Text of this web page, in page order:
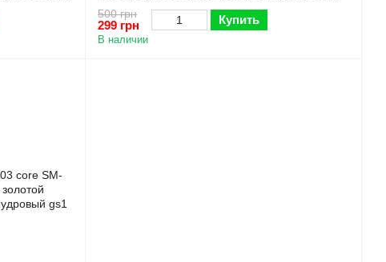
gd2
магнитом черная gd2
500 грн
299 грн Купить
В наличии